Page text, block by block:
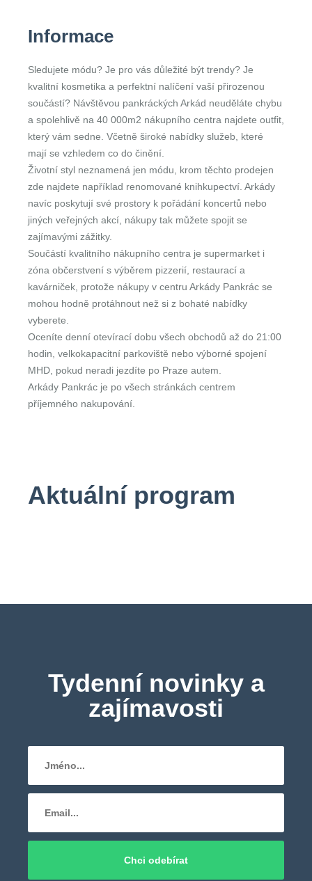
Informace
Sledujete módu? Je pro vás důležité být trendy? Je
kvalitní kosmetika a perfektní nalíčení vaší přirozenou
součástí? Návštěvou pankráckých Arkád neuděláte chybu
a spolehlivě na 40 000m2 nákupního centra najdete outfit,
který vám sedne. Včetně široké nabídky služeb, které
mají se vzhledem co do činění.
Životní styl neznamená jen módu, krom těchto prodejen
zde najdete například renomované knihkupectví. Arkády
navíc poskytují své prostory k pořádání koncertů nebo
jiných veřejných akcí, nákupy tak můžete spojit se
zajímavými zážitky.
Součástí kvalitního nákupního centra je supermarket i
zóna občerstvení s výběrem pizzerií, restaurací a
kavárniček, protože nákupy v centru Arkády Pankrác se
mohou hodně protáhnout než si z bohaté nabídky
vyberete.
Oceníte denní otevírací dobu všech obchodů až do 21:00
hodin, velkokapacitní parkoviště nebo výborné spojení
MHD, pokud neradi jezdíte po Praze autem.
Arkády Pankrác je po všech stránkách centrem
příjemného nakupování.
Aktuální program
Tydenní novinky a
zajímavosti